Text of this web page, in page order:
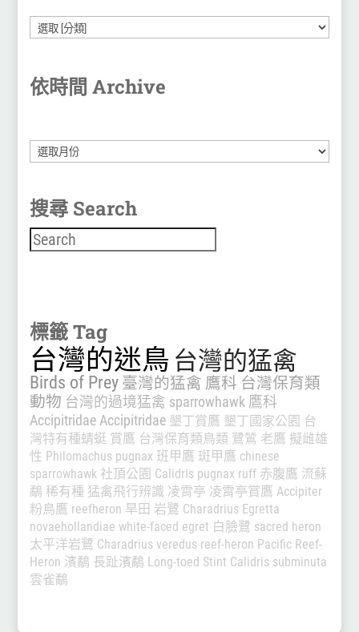
依時間 Archive
彙
整
搜尋 Search
搜尋
標籤 Tag
台灣的迷鳥 台灣的猛禽
Birds of Prey 臺灣的猛禽 鷹科 台灣保育類
動物 台灣的過境猛禽 sparrowhawk 鷹科
Accipitridae Accipitridae 墾丁賞鷹 墾丁國家公園 台
灣特有種蜻蜓 賞鷹 台灣保育類鳥類 鷺鷥 老鷹 擬雌雄
性 Philomachus pugnax 班甲鷹 斑甲鷹 chinese
sparrowhawk 社頂公園 Calidris pugnax ruff 赤腹鷹 流蘇
鷸 稀有種 猛禽飛行辨識 凌霄亭 凌霄亭賞鷹 Accipiter
粉鳥鷹 reefheron 旱田 岩鷺 Charadrius Egretta
novaehollandiae white-faced egret 白臉鷺 sacred heron
太平洋岩鷺 Charadrius veredus reef-heron Pacific Reef-
Heron 濱鷸 長趾濱鷸 Long-toed Stint Calidris subminuta
雲雀鷸